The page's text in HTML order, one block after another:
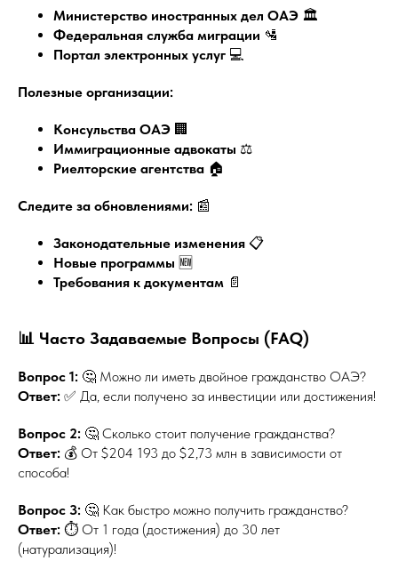
Министерство иностранных дел ОАЭ 🏛️
Федеральная служба миграции 🛂
Портал электронных услуг 💻
Полезные организации:
Консульства ОАЭ 🏢
Иммиграционные адвокаты ⚖️
Риелторские агентства 🏠
Следите за обновлениями: 📰
Законодательные изменения 📋
Новые программы 🆕
Требования к документам 📄
📊 Часто Задаваемые Вопросы (FAQ)
Вопрос 1: 🤔 Можно ли иметь двойное гражданство ОАЭ?
Ответ: ✅ Да, если получено за инвестиции или достижения!
Вопрос 2: 🤔 Сколько стоит получение гражданства?
Ответ: 💰 От $204 193 до $2,73 млн в зависимости от
способа!
Вопрос 3: 🤔 Как быстро можно получить гражданство?
Ответ: ⏱️ От 1 года (достижения) до 30 лет
(натурализация)!